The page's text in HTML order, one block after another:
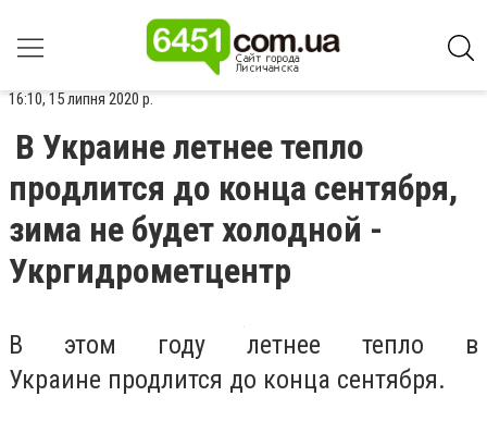
16:10, 15 липня 2020 р.
В Украине летнее тепло
продлится до конца сентября,
зима не будет холодной -
Укргидрометцентр
В этом году летнее тепло в
Украине продлится до конца сентября.